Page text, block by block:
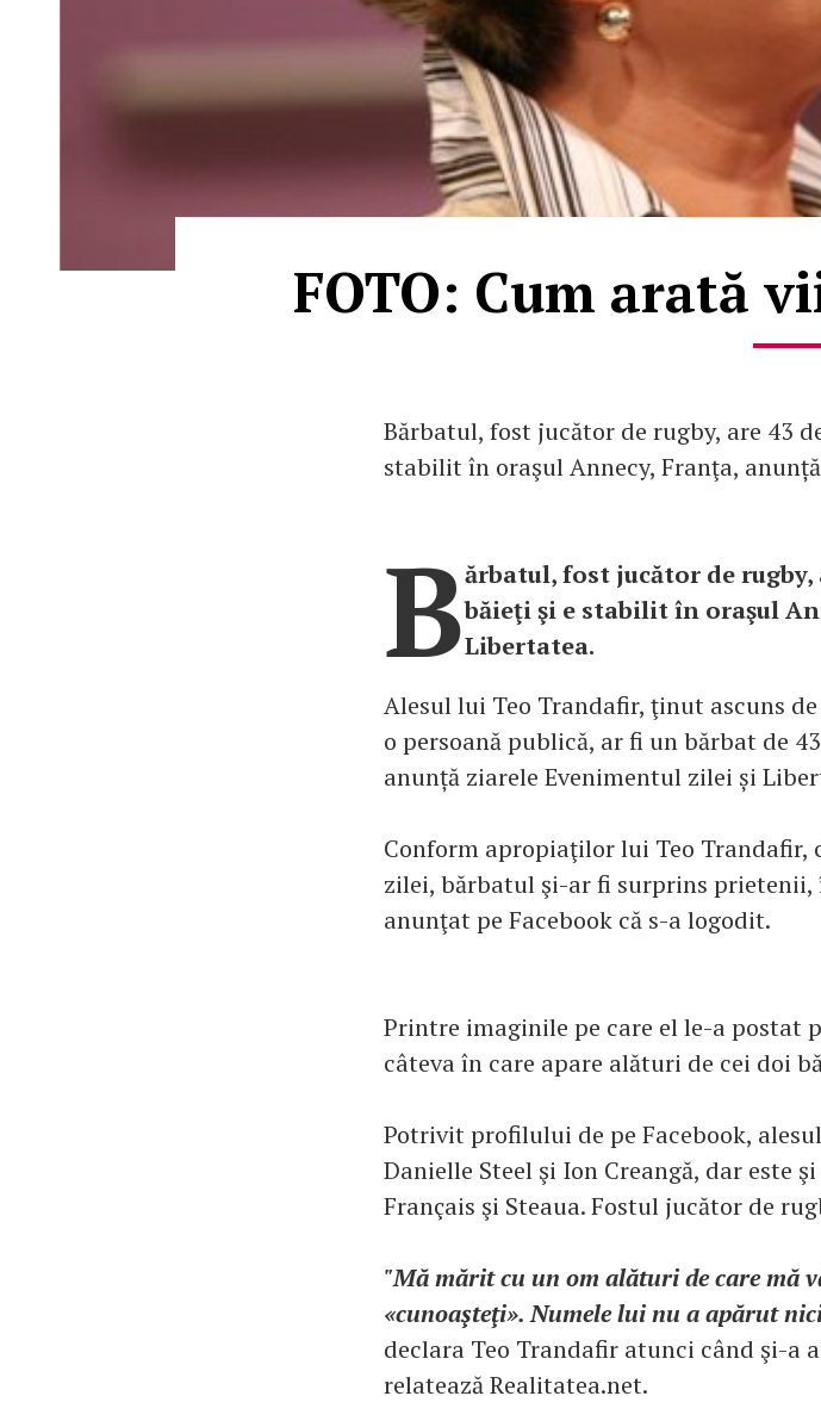
FOTO: Cum arată
Bărbatul, fost jucător de rugby, are 43
stabilit în oraşul Annecy, Franţa,
Bărbatul, fost jucător de
băieţi şi e stabilit în oraşul
Libertatea.
Alesul lui Teo Trandafir, ţinut ascuns
o persoană publică, ar fi un bărbat de
anunță ziarele Evenimentul zilei și
Conform apropiaţilor lui Teo
zilei, bărbatul şi-ar fi surprins prietenii,
anunţat pe Facebook că s-a logodit.
Printre imaginile pe care el le-a postat
câteva în care apare alături de cei doi
Potrivit profilului de pe Facebook,
Danielle Steel şi Ion Creangă, dar este
Français şi Steaua. Fostul jucător de
"Mă mărit cu un om alături de care mă
«cunoaşteţi». Numele lui nu a apărut
declara Teo Trandafir atunci când şi-a
relatează Realitatea.net.